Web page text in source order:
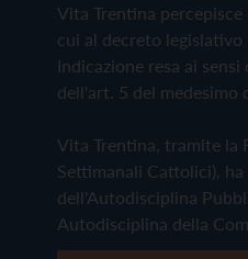
Vita Trentina
cui al decreto legislativo
Indicazione resa ai
dell'art. 5 del medesimo
Vita Trentina, tramite la
Settimanali Cattolici),
dell'Autodisciplina
Autodisciplina della